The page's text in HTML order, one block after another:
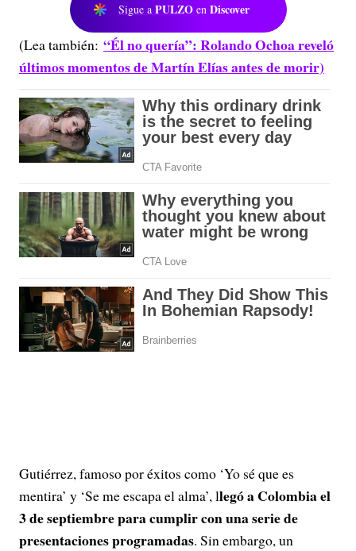
Sigue a PULZO en Discover
(Lea también: “Él no quería”: Rolando Ochoa reveló
últimos momentos de Martín Elías antes de morir)
Gutiérrez, famoso por éxitos como ‘Yo sé que es
mentira’ y ‘Se me escapa el alma’, llegó a Colombia el
3 de septiembre para cumplir con una serie de
presentaciones programadas. Sin embargo, un